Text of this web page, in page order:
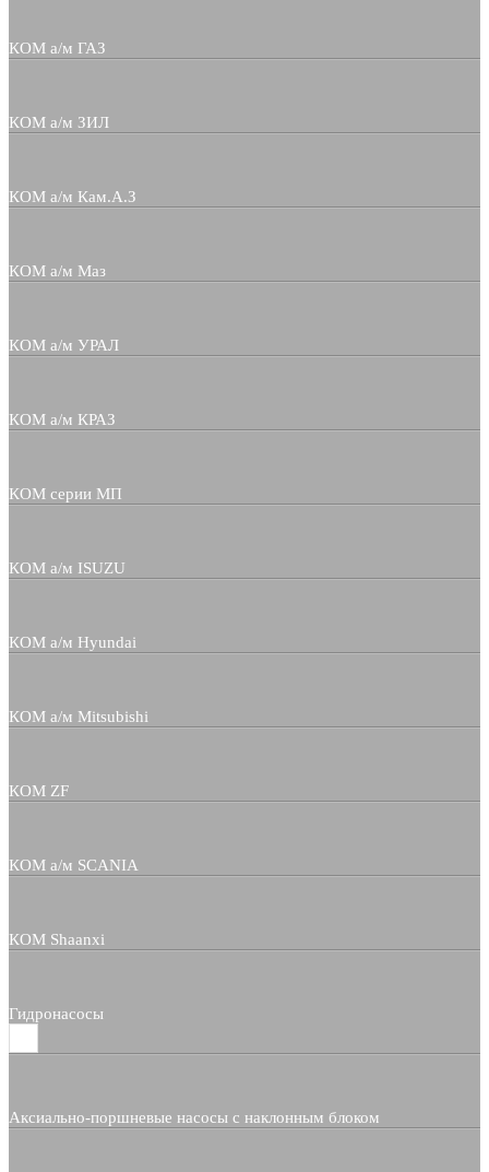
КОМ а/м ГАЗ
КОМ а/м ЗИЛ
КОМ а/м Кам.А.З
КОМ а/м Маз
КОМ а/м УРАЛ
КОМ а/м КРАЗ
КОМ серии МП
КОМ а/м ISUZU
КОМ а/м Hyundai
КОМ а/м Mitsubishi
КОМ ZF
КОМ а/м SCANIA
КОМ Shaanxi
Гидронасосы
Аксиально-поршневые насосы с наклонным блоком